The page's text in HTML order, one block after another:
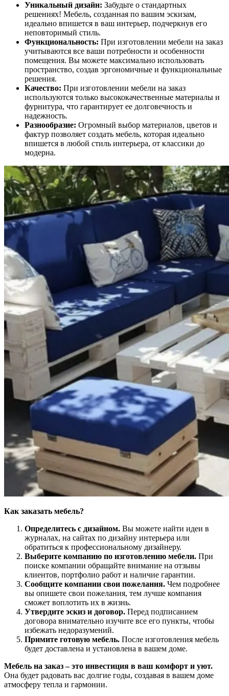
Уникальный дизайн: Забудьте о стандартных
решениях! Мебель, созданная по вашим эскизам,
идеально впишется в ваш интерьер, подчеркнув его
неповторимый стиль.
Функциональность: При изготовлении мебели на заказ
учитываются все ваши потребности и особенности
помещения. Вы можете максимально использовать
пространство, создав эргономичные и функциональные
решения.
Качество: При изготовлении мебели на заказ
используются только высококачественные материалы и
фурнитура, что гарантирует ее долговечность и
надежность.
Разнообразие: Огромный выбор материалов, цветов и
фактур позволяет создать мебель, которая идеально
впишется в любой стиль интерьера, от классики до
модерна.
Как заказать мебель?
Определитесь с дизайном. Вы можете найти идеи в
журналах, на сайтах по дизайну интерьера или
обратиться к профессиональному дизайнеру.
Выберите компанию по изготовлению мебели. При
поиске компании обращайте внимание на отзывы
клиентов, портфолио работ и наличие гарантии.
Сообщите компании свои пожелания. Чем подробнее
вы опишете свои пожелания, тем лучше компания
сможет воплотить их в жизнь.
Утвердите эскиз и договор. Перед подписанием
договора внимательно изучите все его пункты, чтобы
избежать недоразумений.
Примите готовую мебель. После изготовления мебель
будет доставлена и установлена в вашем доме.
Мебель на заказ – это инвестиция в ваш комфорт и уют.
Она будет радовать вас долгие годы, создавая в вашем доме
атмосферу тепла и гармонии.